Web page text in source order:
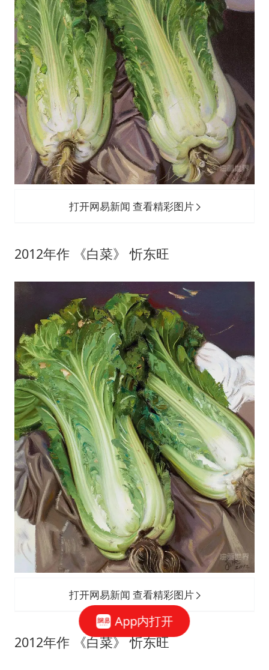
打开网易新闻 查看精彩图片
2012年作 《白菜》 忻东旺
打开网易新闻 查看精彩图片
2012年作 《白菜》 忻东旺
App内打开